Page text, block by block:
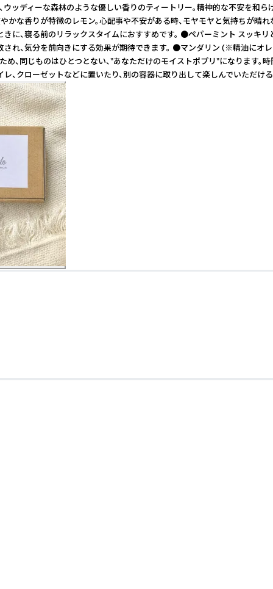
ィーな森林のような優しい香りのティートリー。精神的な不安
りが特徴のレモン。心配事や不安がある時、モヤモヤと気持ち
寝る前のリラックスタイムにおすすめです。 ●ペパーミント ス
気分を前向きにする効果が期待できます。 ●マンダリン (※精油
じものはひとつとない、"あなただけのモイストポプリ"になりま
、クローゼットなどに置いたり、別の容器に取り出して楽しんでいただけ